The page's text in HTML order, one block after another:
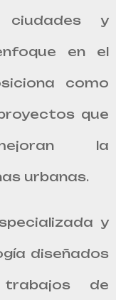
y
en el
como
que
la
urbanas.
y
diseñados
de